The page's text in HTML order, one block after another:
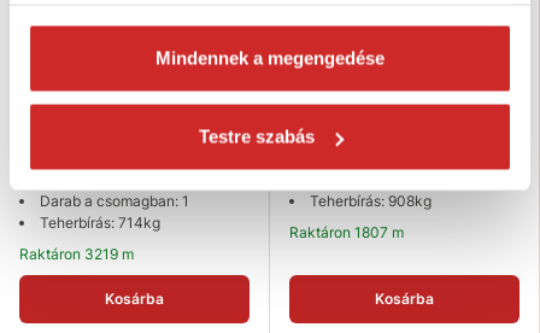
Mindennek a megengedése
Testre szabás
maggal 16pr 6mm
Darab a csomagban: 1
Teherbírás: 714kg
Raktáron 3219 m
Kosárba
Lanex PPV színes kötél fonott
maggal 32pr 8mm
328 Ft
Teherbírás: 908kg
Raktáron 1807 m
Kosárba